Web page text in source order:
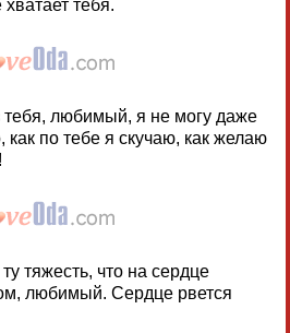
тебя.
любимый, я не могу даже
как по тебе я скучаю, как желаю
тяжесть, что на сердце
любимый. Сердце рвется